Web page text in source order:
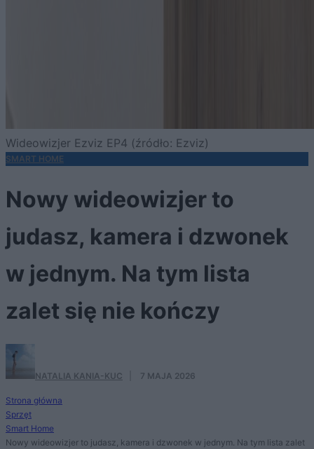
Wideowizjer Ezviz EP4 (źródło: Ezviz)
SMART HOME
Nowy wideowizjer to
judasz, kamera i dzwonek
w jednym. Na tym lista
zalet się nie kończy
NATALIA KANIA-KUC 7 MAJA 2026
Strona główna
Sprzęt
Smart Home
Nowy wideowizjer to judasz, kamera i dzwonek w jednym. Na tym lista zalet